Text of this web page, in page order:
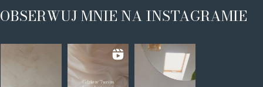
OBSERWUJ MNIE NA INSTAGRAMIE